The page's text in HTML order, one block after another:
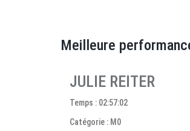
Meilleure
JULIE REITER
Temps : 02:57:02
Catégorie : M0